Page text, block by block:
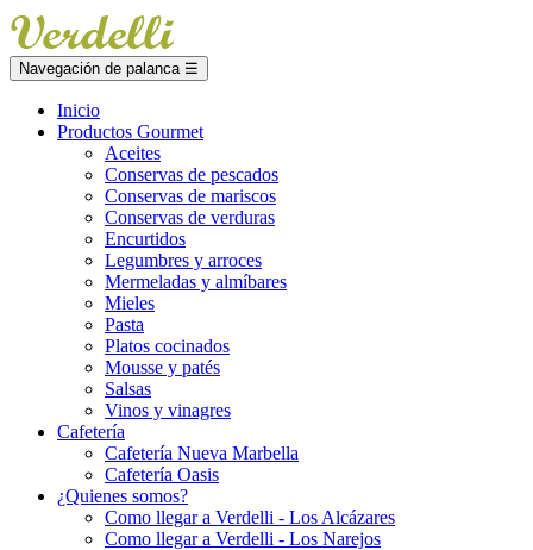
Navegación de palanca ☰
Inicio
Productos Gourmet
Aceites
Conservas de pescados
Conservas de mariscos
Conservas de verduras
Encurtidos
Legumbres y arroces
Mermeladas y almíbares
Mieles
Pasta
Platos cocinados
Mousse y patés
Salsas
Vinos y vinagres
Cafetería
Cafetería Nueva Marbella
Cafetería Oasis
¿Quienes somos?
Como llegar a Verdelli - Los Alcázares
Como llegar a Verdelli - Los Narejos